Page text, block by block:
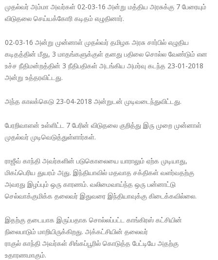
முதல்வர் அம்மா அவர்கள் 02-03-16 அன்று மத்திய அரசுக்கு 7 பேரையும்
விடுதலை செய்யக்கோரி கடிதம் எழுதினார்.
02-03-16 அன்று முன்னாள் முதல்வர் தமிழக அரசு சார்பில் எழுதிய
கடிதத்தின் மீது, 3 மாதங்களுக்குள் தனது பதிலை சொல்ல வேண்டும் என
உச்ச நீதிமன்றத்தின் 3 நீதிபதிகள் அடங்கிய அமர்வு கடந்த 23-01-2018
அன்று உத்தரவிட்டது.
அந்த காலக்கெடு 23-04-2018 அன்றுடன் முடிவடைந்துவிட்டது.
பேரறிவாளன் உள்ளிட்ட 7 பேரின் விடுதலை குறித்து இரு முறை முன்னாள்
முதல்வர் முடிவெடுத்துள்ளார்கள்.
ராஜீவ் காந்தி அவர்களின் படுகொலையை யாராலும் ஏற்க முடியாது,
மிகப்பெரிய துயரம் அது. இந்தியாவில் மதவாத சக்திகள் வளர்வதற்கு
அவரது இழப்பும் ஒரு காரணம். வலிமைவாய்ந்த ஒரு பன்னாட்டு
செல்வாக்குமிக்க தலைவர் இதுவரை இந்தியாவுக்கு கிடைக்கவில்லை.
இதற்கு தடையாக இருப்பதாக சொல்லப்பட்ட காங்கிரஸ் கட்சியின்
நிலைபாடும் மாறியிருக்கிறது. அக்கட்சியின் தலைவர்
ராகுல் காந்தி அவர்கள் சிங்கப்பூரில் கொடுத்த பேட்டியே அதற்கு
உதாரணமாகும்.